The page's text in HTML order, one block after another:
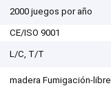
2000 juegos por año
CE/ISO 9001
L/C, T/T
madera Fumigación-libre